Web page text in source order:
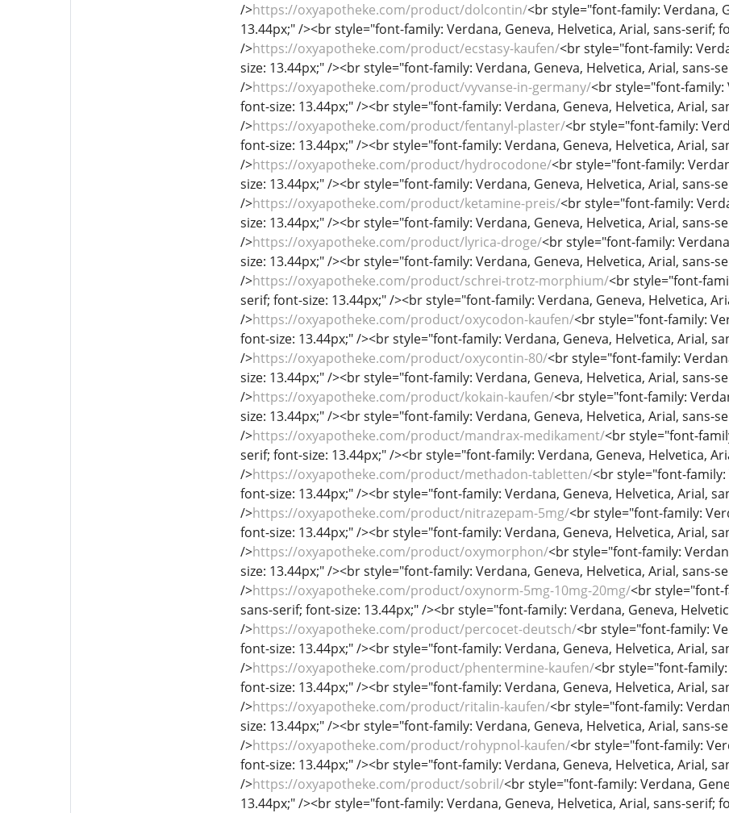
/>https://oxyapotheke.com/product/dolcontin/<br style="font-family: Verdana,
13.44px;" /><br style="font-family: Verdana, Geneva, Helvetica, Arial, sans-serif;
/>https://oxyapotheke.com/product/ecstasy-kaufen/<br style="font-family:
size: 13.44px;" /><br style="font-family: Verdana, Geneva, Helvetica, Arial, sans-
/>https://oxyapotheke.com/product/vyvanse-in-germany/<br style="font-family:
font-size: 13.44px;" /><br style="font-family: Verdana, Geneva, Helvetica, Arial,
/>https://oxyapotheke.com/product/fentanyl-plaster/<br style="font-family:
font-size: 13.44px;" /><br style="font-family: Verdana, Geneva, Helvetica, Arial,
/>https://oxyapotheke.com/product/hydrocodone/<br style="font-family:
size: 13.44px;" /><br style="font-family: Verdana, Geneva, Helvetica, Arial, sans-
/>https://oxyapotheke.com/product/ketamine-preis/<br style="font-family:
size: 13.44px;" /><br style="font-family: Verdana, Geneva, Helvetica, Arial, sans-
/>https://oxyapotheke.com/product/lyrica-droge/<br style="font-family:
size: 13.44px;" /><br style="font-family: Verdana, Geneva, Helvetica, Arial, sans-
/>https://oxyapotheke.com/product/schrei-trotz-morphium/<br style="font-
serif; font-size: 13.44px;" /><br style="font-family: Verdana, Geneva, Helvetica,
/>https://oxyapotheke.com/product/oxycodon-kaufen/<br style="font-family:
font-size: 13.44px;" /><br style="font-family: Verdana, Geneva, Helvetica, Arial,
/>https://oxyapotheke.com/product/oxycontin-80/<br style="font-family:
size: 13.44px;" /><br style="font-family: Verdana, Geneva, Helvetica, Arial, sans-
/>https://oxyapotheke.com/product/kokain-kaufen/<br style="font-family:
size: 13.44px;" /><br style="font-family: Verdana, Geneva, Helvetica, Arial, sans-
/>https://oxyapotheke.com/product/mandrax-medikament/<br style="font-
serif; font-size: 13.44px;" /><br style="font-family: Verdana, Geneva, Helvetica,
/>https://oxyapotheke.com/product/methadon-tabletten/<br style="font-family:
font-size: 13.44px;" /><br style="font-family: Verdana, Geneva, Helvetica, Arial,
/>https://oxyapotheke.com/product/nitrazepam-5mg/<br style="font-family:
font-size: 13.44px;" /><br style="font-family: Verdana, Geneva, Helvetica, Arial,
/>https://oxyapotheke.com/product/oxymorphon/<br style="font-family:
size: 13.44px;" /><br style="font-family: Verdana, Geneva, Helvetica, Arial, sans-
/>https://oxyapotheke.com/product/oxynorm-5mg-10mg-20mg/<br style="font-
sans-serif; font-size: 13.44px;" /><br style="font-family: Verdana, Geneva,
/>https://oxyapotheke.com/product/percocet-deutsch/<br style="font-family:
font-size: 13.44px;" /><br style="font-family: Verdana, Geneva, Helvetica, Arial,
/>https://oxyapotheke.com/product/phentermine-kaufen/<br style="font-
font-size: 13.44px;" /><br style="font-family: Verdana, Geneva, Helvetica, Arial,
/>https://oxyapotheke.com/product/ritalin-kaufen/<br style="font-family:
size: 13.44px;" /><br style="font-family: Verdana, Geneva, Helvetica, Arial, sans-
/>https://oxyapotheke.com/product/rohypnol-kaufen/<br style="font-family:
font-size: 13.44px;" /><br style="font-family: Verdana, Geneva, Helvetica, Arial,
/>https://oxyapotheke.com/product/sobril/<br style="font-family: Verdana,
13.44px;" /><br style="font-family: Verdana, Geneva, Helvetica, Arial, sans-serif;